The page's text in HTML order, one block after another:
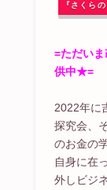
『さくら
=ただい
供中★=
2022年に
探究会、
のお金の
自身に在
外しビジ